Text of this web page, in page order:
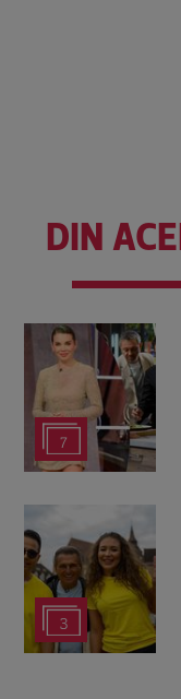
DIN
7
3